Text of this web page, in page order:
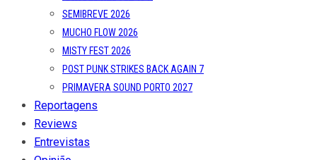
POLÍTICA DE PRIVACIDADE
Type to search or hit ESC to close